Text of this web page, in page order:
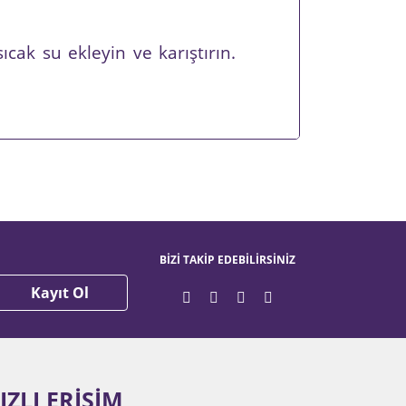
su ekleyin ve karıştırın.
Kayıt Ol
BİZİ TAKİP EDEBİLİRSİNİZ
ERİŞİM